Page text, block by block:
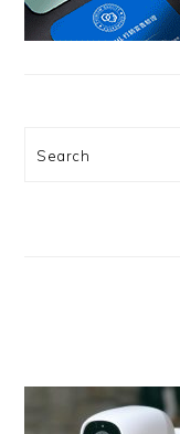
Search